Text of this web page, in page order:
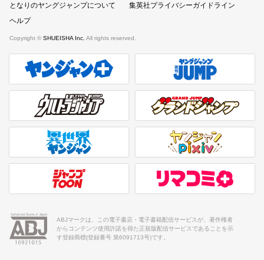
となりのヤングジャンプについて
集英社プライバシーガイドライン
ヘルプ
Copyright © SHUEISHA Inc. All rights reserved.
ヤンジャンプラス 週刊ヤングジャンプ公式サイト
ウルトラジャンプ グランドジャンプ
異世界ヤンジャン ヤンジャンpixiv
ジャンプTOON リマコミ＋
ABJマークは、この電子書店・電子書籍配信サービスが、著作権者
からコンテンツ使用許諾を得た正規版配信サービスであることを示
す登録商標(登録番号 第6091713号)です。